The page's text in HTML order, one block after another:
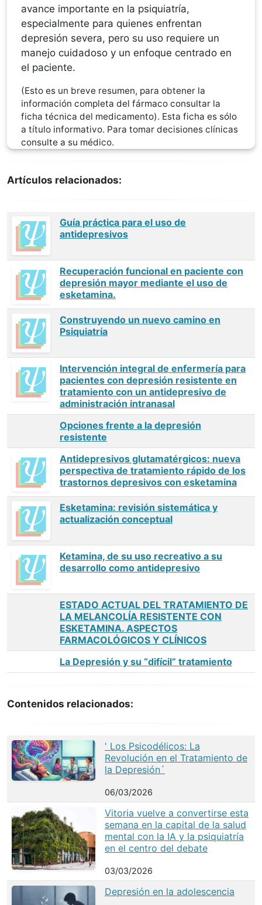
avance importante en la psiquiatría,
especialmente para quienes enfrentan
depresión severa, pero su uso requiere un
manejo cuidadoso y un enfoque centrado en
el paciente.
(Esto es un breve resumen, para obtener la
información completa del fármaco consultar la
ficha técnica del medicamento). Esta ficha es sólo
a título informativo. Para tomar decisiones clínicas
consulte a su médico.
Artículos relacionados:
Guía práctica para el uso de
antidepresivos
Recuperación funcional en paciente con
depresión mayor mediante el uso de
esketamina.
Construyendo un nuevo camino en
Psiquiatría
Intervención integral de enfermería para
pacientes con depresión resistente en
tratamiento con un antidepresivo de
administración intranasal
Opciones frente a la depresión
resistente
Antidepresivos glutamatérgicos: nueva
perspectiva de tratamiento rápido de los
trastornos depresivos con esketamina
Esketamina: revisión sistemática y
actualización conceptual
Ketamina, de su uso recreativo a su
desarrollo como antidepresivo
ESTADO ACTUAL DEL TRATAMIENTO DE
LA MELANCOLÍA RESISTENTE CON
ESKETAMINA. ASPECTOS
FARMACOLÓGICOS Y CLÍNICOS
La Depresión y su “difícil” tratamiento
Contenidos relacionados:
' Los Psicodélicos: La
Revolución en el Tratamiento de
la Depresión´
06/03/2026
Vitoria vuelve a convertirse esta
semana en la capital de la salud
mental con la IA y la psiquiatría
en el centro del debate
03/03/2026
Depresión en la adolescencia